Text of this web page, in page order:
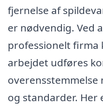
fjernelse af
er nødvendig. Ved
professionelt firma
arbejdet udføres
og standarder. Her